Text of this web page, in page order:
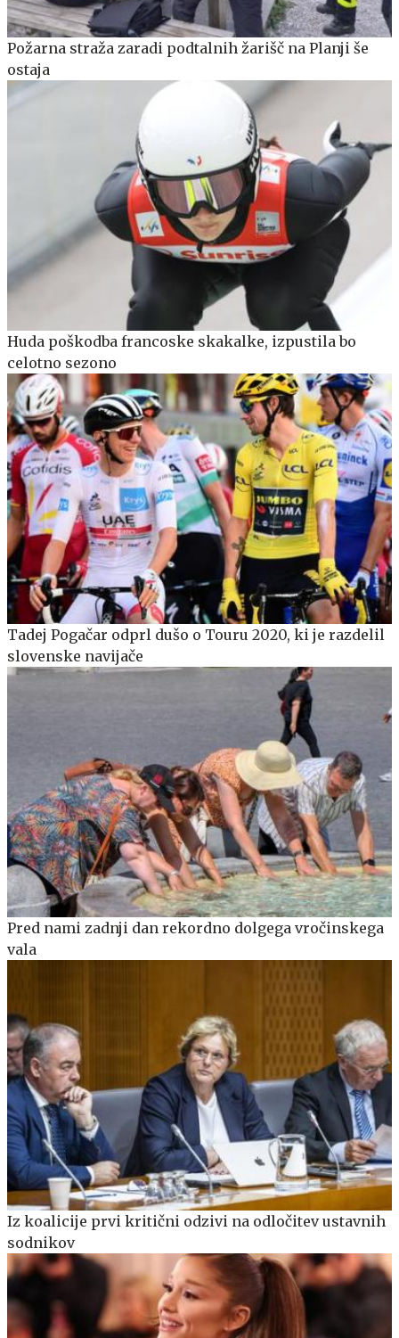
Požarna straža zaradi podtalnih žarišč na Planji še
ostaja
Huda poškodba francoske skakalke, izpustila bo
celotno sezono
Tadej Pogačar odprl dušo o Touru 2020, ki je razdelil
slovenske navijače
Pred nami zadnji dan rekordno dolgega vročinskega
vala
Iz koalicije prvi kritični odzivi na odločitev ustavnih
sodnikov